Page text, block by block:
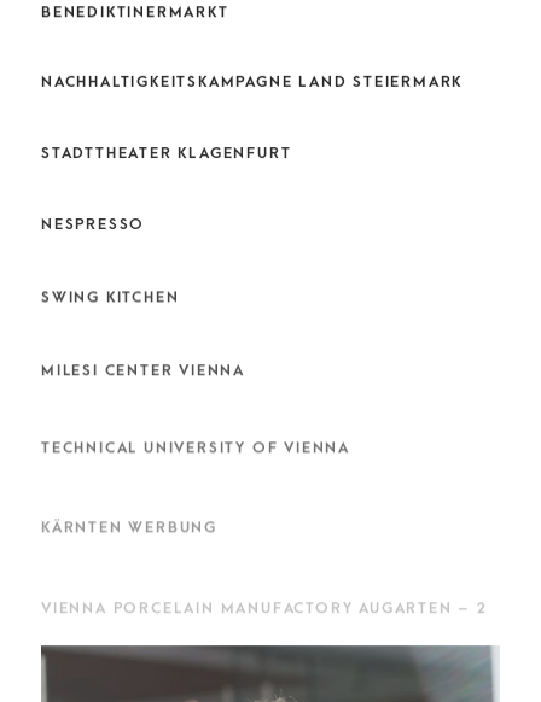
BENEDIKTINERMARKT
NACHHALTIGKEITSKAMPAGNE LAND STEIERMARK
STADTTHEATER KLAGENFURT
NESPRESSO
SWING KITCHEN